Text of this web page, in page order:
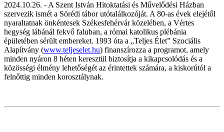
2024.10.26. - A Szent István Hitoktatási és Művelődési Házban
szervezik ismét a Sörédi tábor utótalálkozóját. A 80-as évek elejétől
nyaraltatnak önkéntesek Székesfehérvár közelében, a Vértes
hegység lábánál fekvő faluban, a római katolikus plébánia
épületében sérült embereket. 1993 óta a „Teljes Élet” Szociális
Alapítvány (www.teljeselet.hu) finanszírozza a programot, amely
minden nyáron 8 héten keresztül biztosítja a kikapcsolódás és a
közösségi élmény lehetőségét az érintettek számára, a kiskorútól a
felnőttig minden korosztálynak.